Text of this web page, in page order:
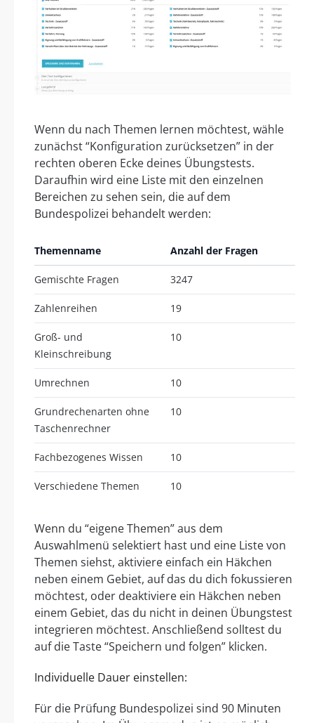
Wenn du nach Themen lernen möchtest, wähle
zunächst “Konfiguration zurücksetzen” in der
rechten oberen Ecke deines Übungstests.
Daraufhin wird eine Liste mit den einzelnen
Bereichen zu sehen sein, die auf dem
Bundespolizei behandelt werden:
Themenname Anzahl der Fragen
Gemischte Fragen 3247
Zahlenreihen 19
Groß- und
Kleinschreibung
10
Umrechnen 10
Grundrechenarten ohne
Taschenrechner
10
Fachbezogenes Wissen 10
Verschiedene Themen 10
Wenn du “eigene Themen” aus dem
Auswahlmenü selektiert hast und eine Liste von
Themen siehst, aktiviere einfach ein Häkchen
neben einem Gebiet, auf das du dich fokussieren
möchtest, oder deaktiviere ein Häkchen neben
einem Gebiet, das du nicht in deinen Übungstest
integrieren möchtest. Anschließend solltest du
auf die Taste “Speichern und folgen” klicken.
Individuelle Dauer einstellen:
Für die Prüfung Bundespolizei sind 90 Minuten